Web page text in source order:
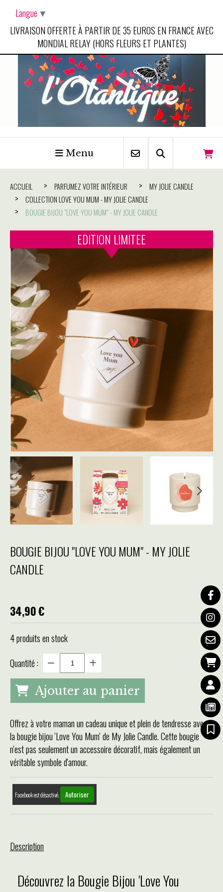
LIVRAISON OFFERTE À PARTIR DE 35 EUROS EN FRANCE AVEC
MONDIAL RELAY (HORS FLEURS ET PLANTES)
Menu
ACCUEIL PARFUMEZ VOTRE INTÉRIEUR
MY JOLIE CANDLE
COLLECTION LOVE YOU MUM - MY JOLIE CANDLE
BOUGIE BIJOU "LOVE YOU MUM" - MY JOLIE CANDLE
EDITION LIMITEE
BOUGIE BIJOU "LOVE YOU MUM" - MY JOLIE
CANDLE
34,90€
4produits en stock
Quantité :
Ajouter au panier
Offrez à votre maman un cadeau unique et plein de tendresse avec
la bougie bijou 'Love You Mum' de My Jolie Candle. Cette bougie
n'est pas seulement un accessoire décoratif, mais également un
véritable symbole d'amour.
Facebook est désactivé. Autoriser
Description
Découvrez la Bougie Bijou 'Love You
Langue ▼